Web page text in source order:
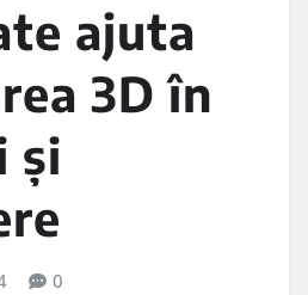
ajuta
3D în
și
0